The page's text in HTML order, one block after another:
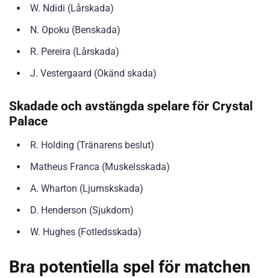
W. Ndidi (Lårskada)
N. Opoku (Benskada)
R. Pereira (Lårskada)
J. Vestergaard (Okänd skada)
Skadade och avstängda spelare för Crystal
Palace
R. Holding (Tränarens beslut)
Matheus Franca (Muskelsskada)
A. Wharton (Ljumskskada)
D. Henderson (Sjukdom)
W. Hughes (Fotledsskada)
Bra potentiella spel för matchen